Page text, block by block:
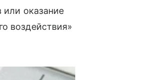
или оказание
воздействия»